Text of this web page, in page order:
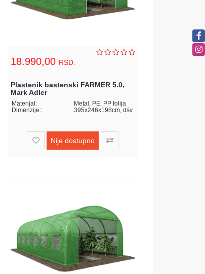
18.990,00 RSD.
Plastenik bastenski FARMER 5.0,
Mark Adler
Materijal:
Metal, PE, PP folija
Dimenzije::
395x246x198cm, dšv
Nije dostupno